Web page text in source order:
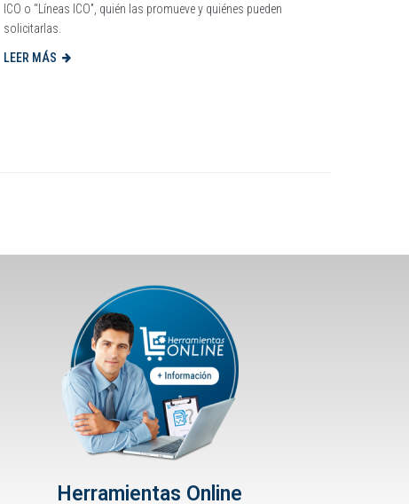
ICO o “Líneas ICO”, quién las promueve y quiénes pueden
solicitarlas.
LEER MÁS
Herramientas Online